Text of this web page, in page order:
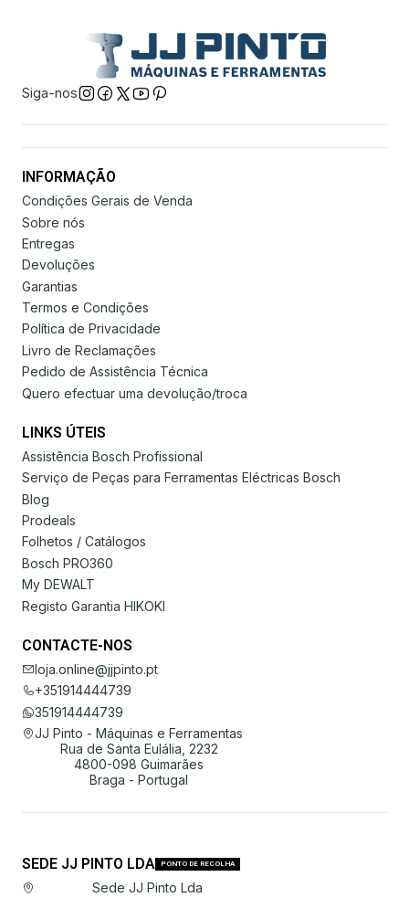
Siga-nos
INFORMAÇÃO
Condições Gerais de Venda
Sobre nós
Entregas
Devoluções
Garantias
Termos e Condições
Política de Privacidade
Livro de Reclamações
Pedido de Assistência Técnica
Quero efectuar uma devolução/troca
LINKS ÚTEIS
Assistência Bosch Profissional
Serviço de Peças para Ferramentas Eléctricas Bosch
Blog
Prodeals
Folhetos / Catálogos
Bosch PRO360
My DEWALT
Registo Garantia HIKOKI
CONTACTE-NOS
loja.online@jjpinto.pt
+351914444739
351914444739
JJ Pinto - Máquinas e Ferramentas
Rua de Santa Eulália, 2232
4800-098 Guimarães
Braga - Portugal
SEDE JJ PINTO LDA PONTO DE RECOLHA
Sede JJ Pinto Lda